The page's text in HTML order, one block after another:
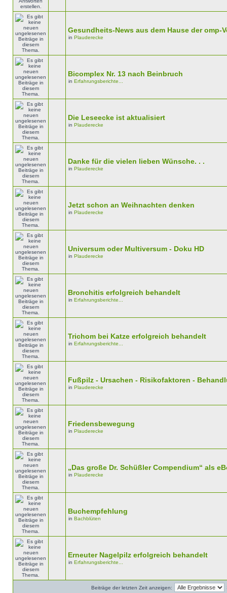
Gesundheits-News aus dem Hause der omp-
in Plauderecke
Bicomplex Nr. 13 nach Beinbruch
in Erfahrungsberichte...
Die Leseecke ist aktualisiert
in Plauderecke
Danke für die vielen lieben Wünsche. . .
in Plauderecke
Jetzt schon an Weihnachten denken
in Plauderecke
Universum oder Multiversum - Doku HD
in Plauderecke
Bronchitis erfolgreich behandelt
in Erfahrungsberichte...
Trichom bei Katze erfolgreich behandelt
in Erfahrungsberichte...
Fußpilz - Ursachen - Risikofaktoren -
in Plauderecke
Friedensbewegung
in Plauderecke
„Das große Dr. Schüßler Compendium“ als
in Plauderecke
Buchempfehlung
in Bachblüten
Erneuter Nagelpilz erfolgreich behandelt
in Erfahrungsberichte...
Beiträge der letzten Zeit anzeigen: